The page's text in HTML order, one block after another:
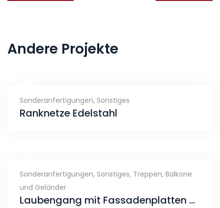
Andere Projekte
Sonderanfertigungen, Sonstiges
Ranknetze Edelstahl
Sonderanfertigungen, Sonstiges, Treppen, Balkone
und Geländer
Laubengang mit Fassadenplatten Alu